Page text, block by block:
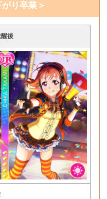
り卒業＞
醒後